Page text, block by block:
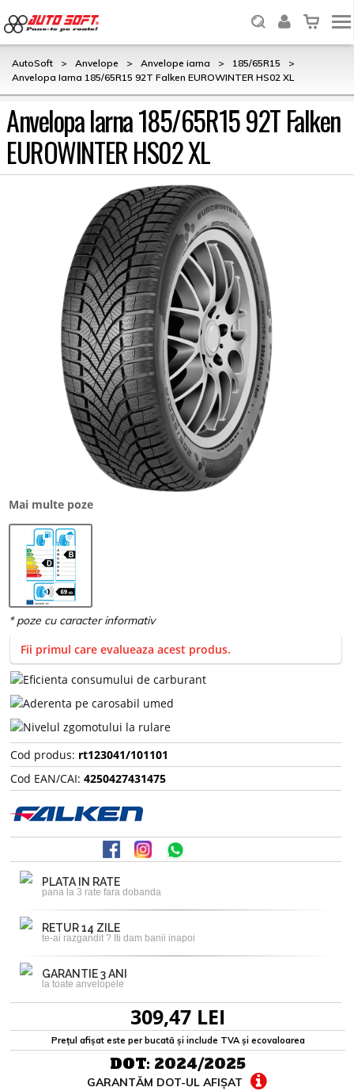
AutoSoft > Anvelope > Anvelope iarna > 185/65R15
>
Anvelopa Iarna 185/65R15 92T Falken EUROWINTER HS02 XL
Anvelopa Iarna 185/65R15 92T Falken
EUROWINTER HS02 XL
Mai multe poze
Fii primul care evalueaza acest produs.
Cod produs: rt123041/101101
Cod EAN/CAI: 4250427431475
PLATA IN RATE
pana la 3 rate fara dobanda
RETUR 14 ZILE
te-ai razgandit ? Iti dam banii inapoi
GARANTIE 3 ANI
la toate anvelopele
309,47 LEI
Prețul afișat este per bucată și include TVA și ecovaloarea
DOT: 2024/2025
GARANTĂM DOT-UL AFIȘAT